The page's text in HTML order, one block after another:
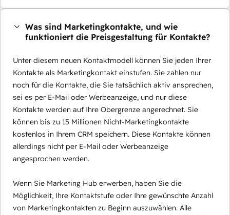
Was sind Marketingkontakte, und wie
funktioniert die Preisgestaltung für Kontakte?
Unter diesem neuen Kontaktmodell können Sie jeden Ihrer
Kontakte als Marketingkontakt einstufen. Sie zahlen nur
noch für die Kontakte, die Sie tatsächlich aktiv ansprechen,
sei es per E-Mail oder Werbeanzeige, und nur diese
Kontakte werden auf Ihre Obergrenze angerechnet. Sie
können bis zu 15 Millionen Nicht-Marketingkontakte
kostenlos in Ihrem CRM speichern. Diese Kontakte können
allerdings nicht per E-Mail oder Werbeanzeige
angesprochen werden.
Wenn Sie Marketing Hub erwerben, haben Sie die
Möglichkeit, Ihre Kontaktstufe oder Ihre gewünschte Anzahl
von Marketingkontakten zu Beginn auszuwählen. Alle